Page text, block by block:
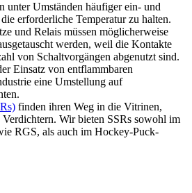
unter Umständen häufiger ein- und
erforderliche Temperatur zu halten.
und Relais müssen möglicherweise
werden, weil die Kontakte
von Schaltvorgängen abgenutzt sind.
Einsatz von entflammbaren
eine Umstellung auf
finden ihren Weg in die Vitrinen,
Wir bieten SSRs sowohl im
RGS, als auch im Hockey-Puck-